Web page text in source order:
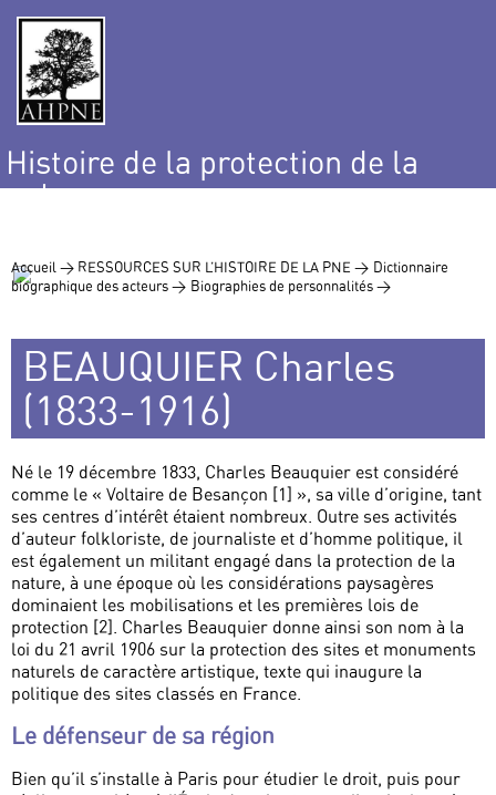
Histoire de la protection de la
nature
Accueil > RESSOURCES SUR L’HISTOIRE DE LA PNE > Dictionnaire
biographique des acteurs > Biographies de personnalités >
BEAUQUIER Charles
(1833-1916)
Né le 19 décembre 1833, Charles Beauquier est considéré
comme le « Voltaire de Besançon [1] », sa ville d’origine, tant
ses centres d’intérêt étaient nombreux. Outre ses activités
d’auteur folkloriste, de journaliste et d’homme politique, il
est également un militant engagé dans la protection de la
nature, à une époque où les considérations paysagères
dominaient les mobilisations et les premières lois de
protection [2]. Charles Beauquier donne ainsi son nom à la
loi du 21 avril 1906 sur la protection des sites et monuments
naturels de caractère artistique, texte qui inaugure la
politique des sites classés en France.
Le défenseur de sa région
Bien qu’il s’installe à Paris pour étudier le droit, puis pour